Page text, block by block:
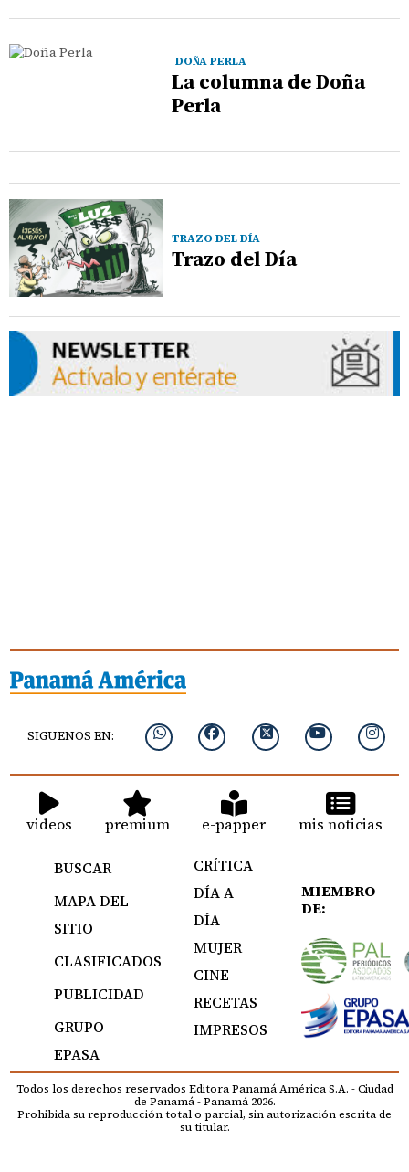
DOÑA PERLA
La columna de Doña
Perla
TRAZO DEL DÍA
Trazo del Día
SIGUENOS EN:
videos premium e-papper mis noticias
BUSCAR
MAPA DEL
SITIO
CLASIFICADOS
PUBLICIDAD
GRUPO
EPASA
CRÍTICA
DÍA A
DÍA
MUJER
CINE
RECETAS
IMPRESOS
MIEMBRO
DE:
Todos los derechos reservados Editora Panamá América S.A. - Ciudad
de Panamá - Panamá 2026.
Prohibida su reproducción total o parcial, sin autorización escrita de
su titular.